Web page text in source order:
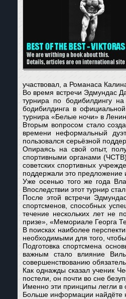
участвовал, а Романаса
Во время встречи Эдмундас
турнира по бодибилдингу
бодибилдинга в
турнира «Белые ночи» в
Вторым вопросом стало
времени неформальный
пользовался серьёзной
Опираясь на свой опыт,
спортивными органами
советских спортивных
поддержали это предложение
Уже осенью того же года
Впоследствии этот турнир
После этой встречи
спортсменов, способных
течение нескольких лет не
призе», «Мемориале Георга
В поисках наиболее
необходимыми для того,
Подготовка спортсмена
важным стало влияние
совершенствованию
Как однажды сказал ученик
постели, он почти во сне
Именно эти принципы легли в
Больше информации найдёте